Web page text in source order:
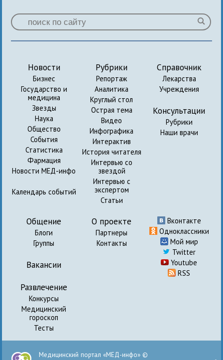
Новости
Бизнес
Государство и
медицина
Звезды
Наука
Общество
События
Статистика
Фармация
Новости МЕД-инфо
Календарь событий
Рубрики
Репортаж
Аналитика
Круглый стол
Острая тема
Видео
Инфографика
Интерактив
История читателя
Интервью со
звездой
Интервью с
экспертом
Статьи
Справочник
Лекарства
Учреждения
Консультации
Рубрики
Наши врачи
Общение
Блоги
Группы
Вакансии
Развлечение
Конкурсы
Медицинский
гороскоп
Тесты
О проекте
Партнеры
Контакты
Вконтакте
Одноклассники
Мой мир
Twitter
Youtube
RSS
Медицинский портал «МЕД-инфо» ©